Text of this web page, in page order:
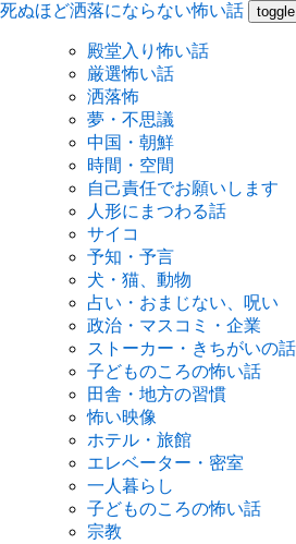
死ぬほど洒落にならない怖い話
殿堂入り怖い話
厳選怖い話
洒落怖
夢・不思議
中国・朝鮮
時間・空間
自己責任でお願いします
人形にまつわる話
サイコ
予知・予言
犬・猫、動物
占い・おまじない、呪い
政治・マスコミ・企業
ストーカー・きちがいの話
子どものころの怖い話
田舎・地方の習慣
怖い映像
ホテル・旅館
エレベーター・密室
一人暮らし
子どものころの怖い話
宗教